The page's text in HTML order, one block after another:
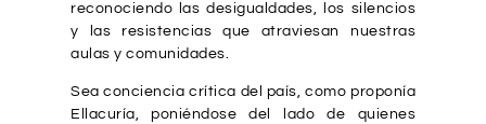
reconociendo las desigualdades, los silencios
y las resistencias que atraviesan nuestras
aulas y comunidades.
Sea conciencia crítica del país, como proponía
Ellacuría, poniéndose del lado de quienes